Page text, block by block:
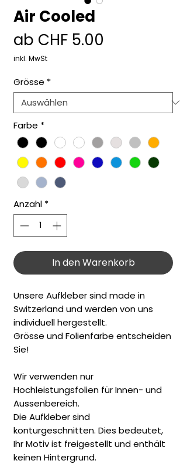
Air Cooled
ab CHF 5.00
inkl. MwSt
Grösse *
Farbe *
Anzahl *
In den Warenkorb
Unsere Aufkleber sind made in
Switzerland und werden von uns
individuell hergestellt.
Grösse und Folienfarbe entscheiden
Sie!
Wir verwenden nur
Hochleistungsfolien für Innen- und
Aussenbereich.
Die Aufkleber sind
konturgeschnitten. Dies bedeutet,
Ihr Motiv ist freigestellt und enthält
keinen Hintergrund.